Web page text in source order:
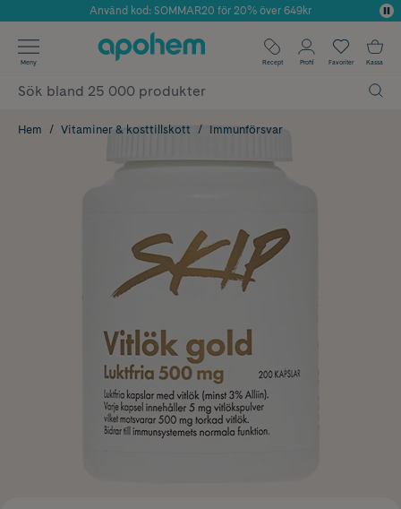
Årets Butik 2025 inom Skönhet
Använd kod: SOMMAR20 för 20% över 649kr
✓ Fri frakt
✓ Poäng på alla köp*
Meny Recept Profil Favoriter Kassa
Hem Vitaminer & kosttillskott Immunförsvar